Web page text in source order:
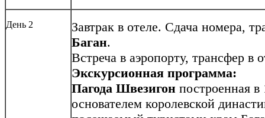
День 2
Завтрак в отеле. Сдача номера,
Баган.
Встреча в аэропорту, трансфер в
Экскурсионная программа:
Пагода Швезигон построенная в
основателем королевской